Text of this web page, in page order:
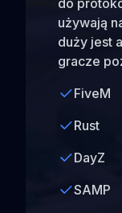
do
używają
duży jest
gracze
FiveM
Rust
DayZ
SAMP